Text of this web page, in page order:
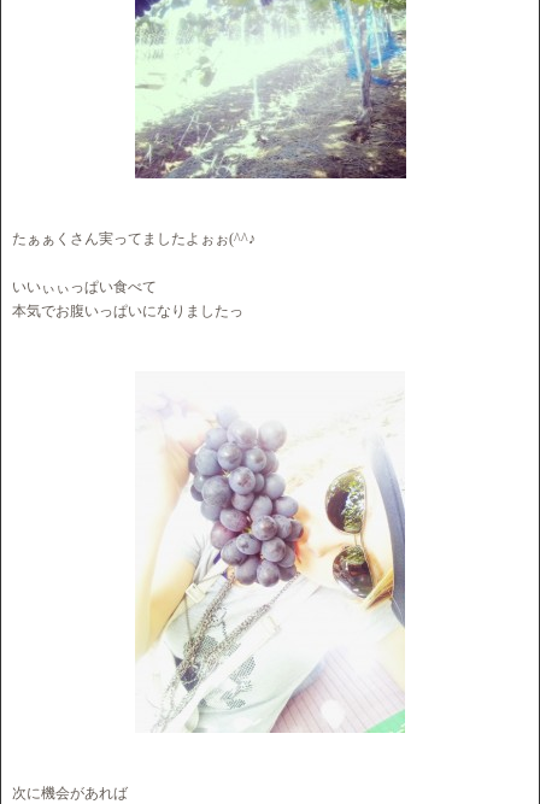
たぁぁくさん実ってましたよぉぉ(^^♪
いいぃぃっぱい食べて
本気でお腹いっぱいになりましたっ
次に機会があれば